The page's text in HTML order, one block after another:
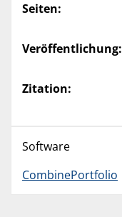
Seiten:
Veröffentlichung:
Zitation:
Software
CombinePortfolio